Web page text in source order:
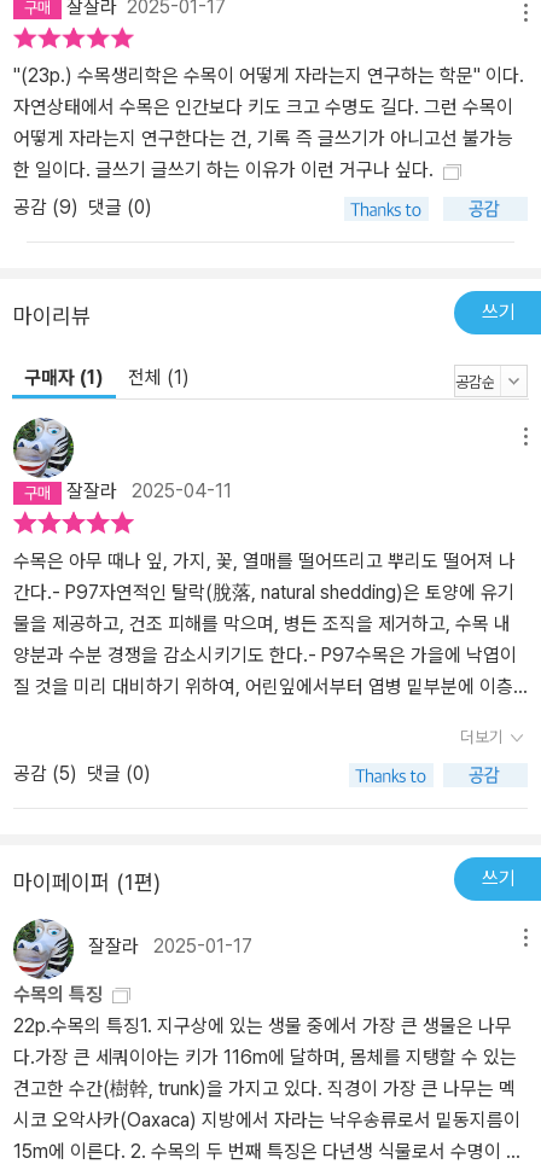
잘잘라 2025-01-17
"(23p.) 수목생리학은 수목이 어떻게 자라는지 연구하는 학문" 이다.
자연상태에서 수목은 인간보다 키도 크고 수명도 길다. 그런 수목이
어떻게 자라는지 연구한다는 건, 기록 즉 글쓰기가 아니고선 불가능
한 일이다. 글쓰기 글쓰기 하는 이유가 이런 거구나 싶다.
공감 (9) 댓글 (0)
마이리뷰 쓰기
구매자 (1) 전체 (1)
잘잘라 2025-04-11
수목은 아무 때나 잎, 가지, 꽃, 열매를 떨어뜨리고 뿌리도 떨어져 나
간다.- P97자연적인 탈락(脫落, natural shedding)은 토양에 유기
물을 제공하고, 건조 피해를 막으며, 병든 조직을 제거하고, 수목 내
양분과 수분 경쟁을 감소시키기도 한다.- P97수목은 가을에 낙엽이
질 것을 미리 대비하기 위하여, 어린잎에서부터 엽병 밑부분에 이층
포는 다른 부위에 비해 세포가 작고 세포벽이 얇아서 쉽게 이탈할 수
있는 구조를 가지고 있다. 가울이 되면 입자루(엽병) 끝의 분리층이
떨어져 나가 낙엽이 지고 남아 있는 가지 표면에 수베린(suberin), 검
는 코르크화가 진행되어 보호층을 형성하면서 탈리현상(脫離現象,
abscission)을 마무리한다.- P98사철나무는 상록수이지만, 봄에 나
온 잎은 가을 전에 떨어지고, 가을에 생긴 잎은 이듬해 새싹이 나온 다
음에 탈락하여, 노엽에서 유엽으로의 양분순환이 매우 빠른 편이다.-
P98상록수 잎의 자연수명. 대왕소나무 2년, (한국)소나무 3~4년,
동백나무 3~4년, 잣나무 4~5년, 스위스잣나무(고산성) 20년- P99
더보기
공감 (5) 댓글 (0)
마이페이퍼 (1편) 쓰기
잘잘라 2025-01-17
수목의 특징
22p.수목의 특징1. 지구상에 있는 생물 중에서 가장 큰 생물은 나무
다.가장 큰 세쿼이아는 키가 116m에 달하며, 몸체를 지탱할 수 있는
견고한 수간(樹幹, trunk)을 가지고 있다. 직경이 가장 큰 나무는 멕
시코 오악사카(Oaxaca) 지방에서 자라는 낙우송류로서 밑동지름이
15m에 이른다. 2. 수목의 두 번째 특징은 다년생 식물로서 수명이 길